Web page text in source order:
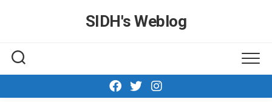
SIDH′s Weblog